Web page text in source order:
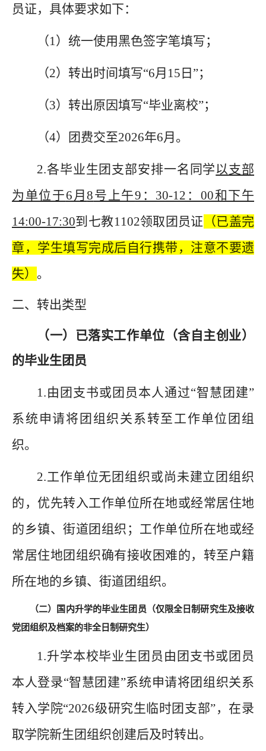
员证，具体要求如下：
（1 ） 统一使用黑色签字笔填写；
（2） 转出时间填写“6月15日”；
（3） 转出原因填写“毕业离校”；
（4） 团费交至2026年6月。
2.各毕业生团 支部安排一名同学以支部
为单位于6月8号上午9：30-12：00和下午
14:00-17:30到 七教1102领取团员证 （已盖完
章，学生填写完成后自行携带，注意不要遗
失） 。
二、转出类型
（一）已落实工作单位（含自主创业）
的毕业生团员
1.由团支书或团员 本 人通过“智慧团建”
系统申请将团组织关系转至工作单位团组
织。
2.工作单位无团组织或尚未建立团组织
的，优先转入工作单位所在地或经常居住地
的乡镇、街道团组织；工作单位所在地或经
常居住地团组织确有接收困难的，转至户籍
所在地的乡镇、街道团组织。
（二） 国内升学的毕业生团员（仅限全日制研究生及接收
党团组织及档案的非全日制研究生）
1.升学本校毕业生团员由团支书或团员
本 人登录“智慧团建”系统申请将团组织关系
转入学院“2026级研究生临时团支部”，在录
取学院新生团组织创建后及时转出。